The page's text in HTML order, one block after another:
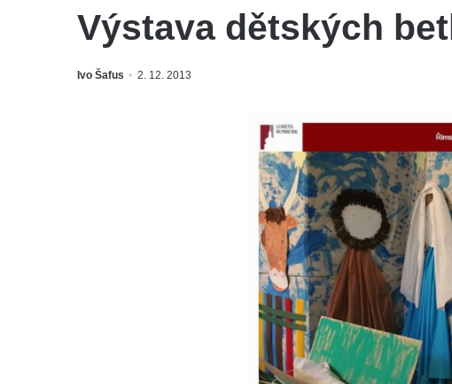
Výstava dětských
Ivo Šafus 2. 12. 2013